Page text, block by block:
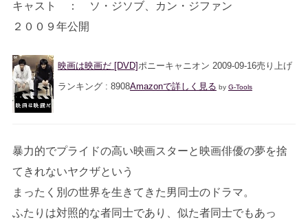
キャスト ： ソ・ジソブ、カン・ジファン
２００９年公開
映画は映画だ [DVD]ポニーキャニオン 2009-09-16売り上げ
ランキング : 8908Amazonで詳しく見る by G-Tools
暴力的でプライドの高い映画スターと映画俳優の夢を捨
てきれないヤクザという
まったく別の世界を生きてきた男同士のドラマ。
ふたりは対照的な者同士であり、似た者同士でもあっ